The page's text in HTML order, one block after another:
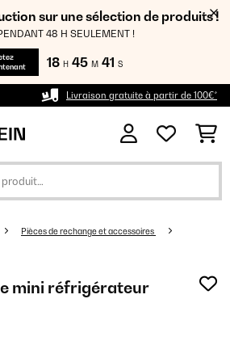
sur une sélection de produits !
48 H SEULEMENT !
18 H 45 M 41 S
Livraison gratuite à partir de 100€*
Pièces de rechange et accessoires
mini réfrigérateur